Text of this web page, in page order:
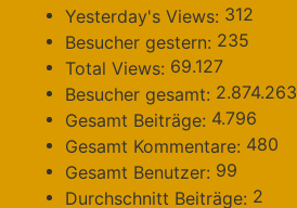
Yesterday's Views: 312
Besucher gestern: 235
Total Views: 69.127
Besucher gesamt: 2.874.263
Gesamt Beiträge: 4.796
Gesamt Kommentare: 480
Gesamt Benutzer: 99
Durchschnitt Beiträge: 2